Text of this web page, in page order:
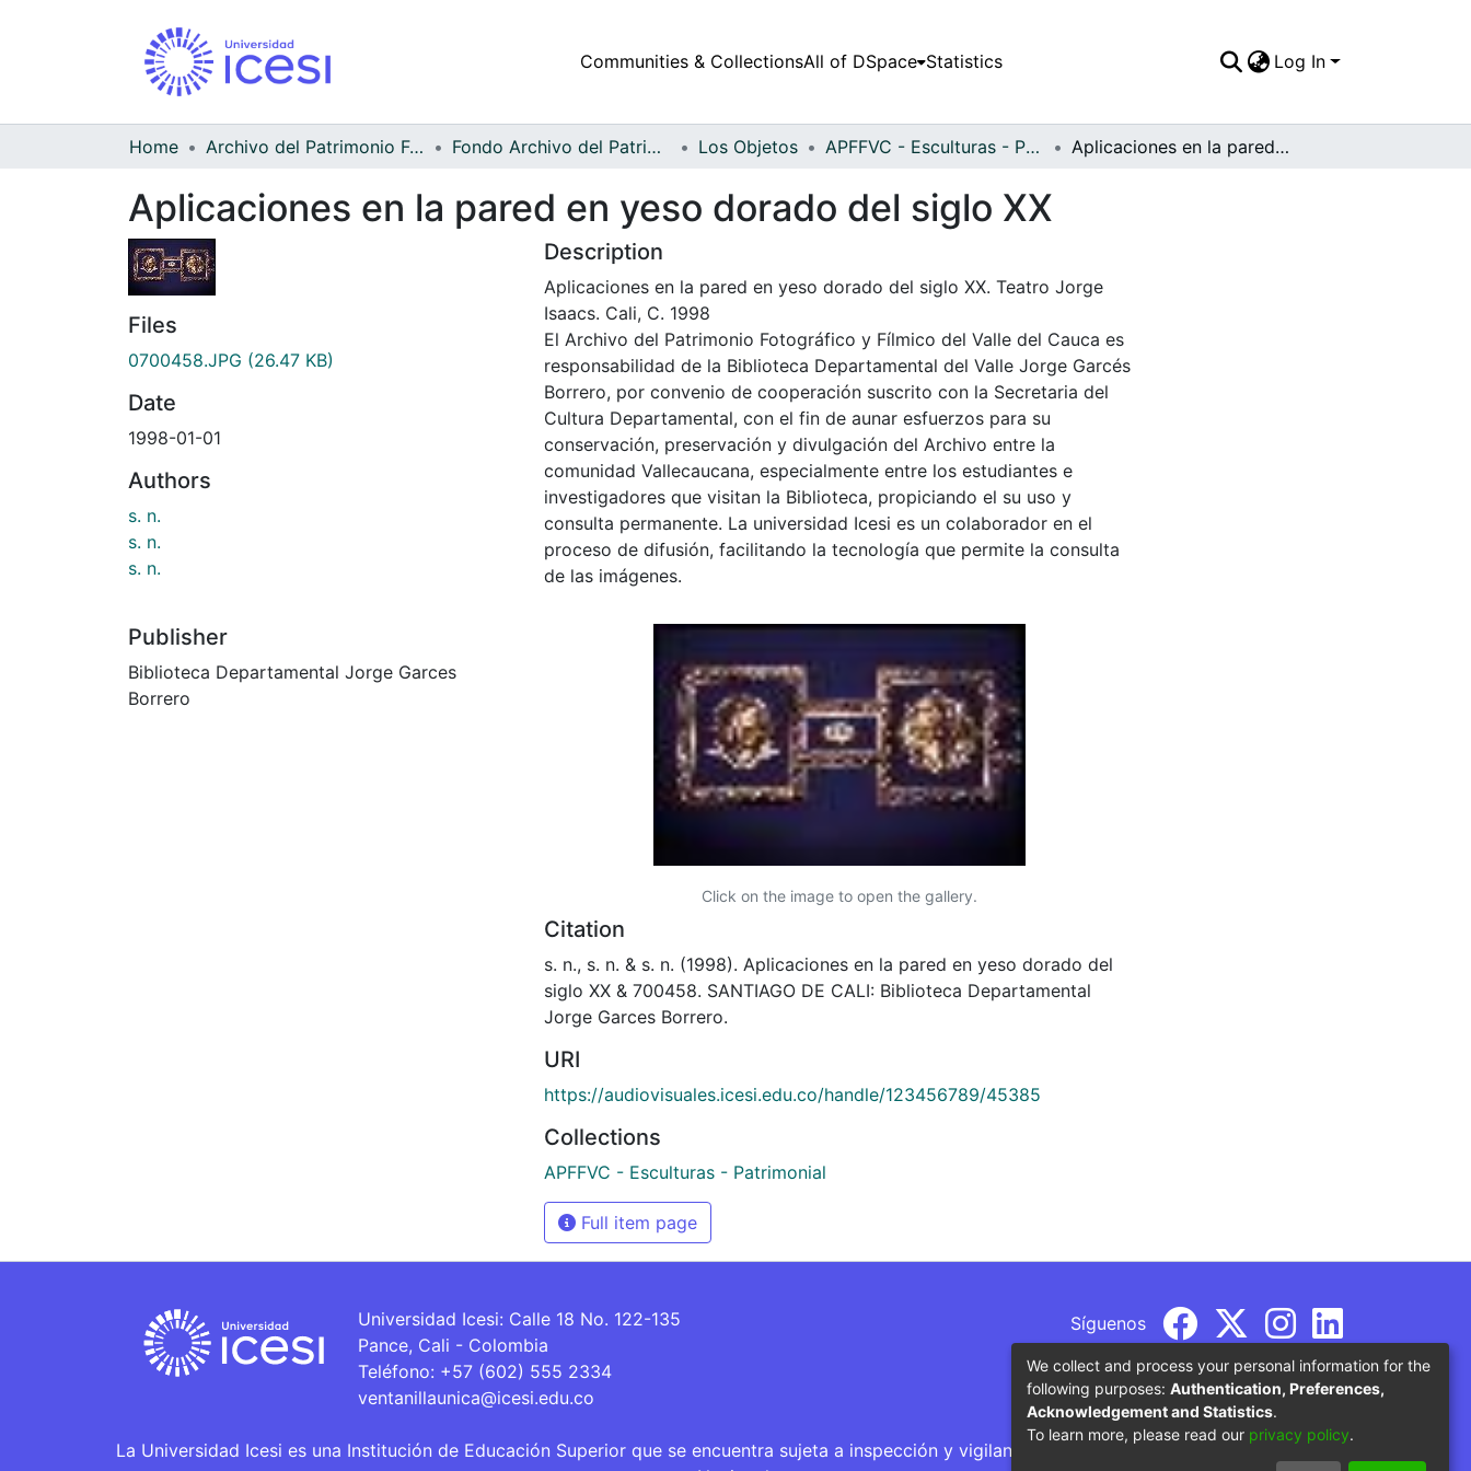
Communities & CollectionsAll of DSpace Statistics Log In
Home Archivo del Patrimonio Fotográfico y Fílmico del Valle del Cauca Fondo Archivo del Patrimonio Fotográfico y Fílmico del Valle del Cauca Los Objetos APFFVC - Esculturas - Patrimonial Aplicaciones en la pared en yeso dorado del siglo XX
Aplicaciones en la pared en yeso dorado del siglo XX
Files
0700458.JPG (26.47 KB)
Date
1998-01-01
Authors
s. n.
s. n.
s. n.
Publisher
Biblioteca Departamental Jorge Garces
Borrero
Description
Aplicaciones en la pared en yeso dorado del siglo XX. Teatro Jorge
Isaacs. Cali, C. 1998
El Archivo del Patrimonio Fotográfico y Fílmico del Valle del Cauca es
responsabilidad de la Biblioteca Departamental del Valle Jorge Garcés
Borrero, por convenio de cooperación suscrito con la Secretaria del
Cultura Departamental, con el fin de aunar esfuerzos para su
conservación, preservación y divulgación del Archivo entre la
comunidad Vallecaucana, especialmente entre los estudiantes e
investigadores que visitan la Biblioteca, propiciando el su uso y
consulta permanente. La universidad Icesi es un colaborador en el
proceso de difusión, facilitando la tecnología que permite la consulta
de las imágenes.
Click on the image to open the gallery.
Citation
s. n., s. n. & s. n. (1998). Aplicaciones en la pared en yeso dorado del
siglo XX & 700458. SANTIAGO DE CALI: Biblioteca Departamental
Jorge Garces Borrero.
URI
https://audiovisuales.icesi.edu.co/handle/123456789/45385
Collections
APFFVC - Esculturas - Patrimonial
Full item page
Universidad Icesi: Calle 18 No. 122-135
Pance, Cali - Colombia
Teléfono: +57 (602) 555 2334
ventanillaunica@icesi.edu.co
Síguenos
La Universidad Icesi es una Institución de Educación Superior que se encuentra sujeta a inspección y vigilancia por parte del Ministerio de Educación
We collect and process your personal information for the
following purposes: Authentication, Preferences,
Acknowledgement and Statistics.
To learn more, please read our privacy policy.